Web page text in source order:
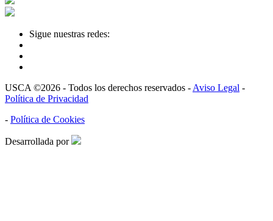
Sigue nuestras redes:
USCA ©2026 - Todos los derechos reservados - Aviso Legal -
Política de Privacidad
- Política de Cookies
Desarrollada por